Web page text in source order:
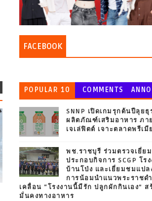
FACEBOOK
POPULAR 10 COMMENTS
SNNP เปิดเกมรุกต้นปีลุย
ผลิตภัณฑ์เสริมอาหาร ภา
เจเล่ฟิตต์ เจาะตลาดพรีเ
พช.ราชบุรี ร่วมตรวจเยี่ย
ประกอบกิจการ SCGP โร
บ้านโป่ง และเยี่ยมชมแปล
การน้อมนำแนวพระราชด
เคลื่อน “โรงงานนี้มีรัก ปลูกผักกินเอง” ส
มั่นคงทางอาหาร